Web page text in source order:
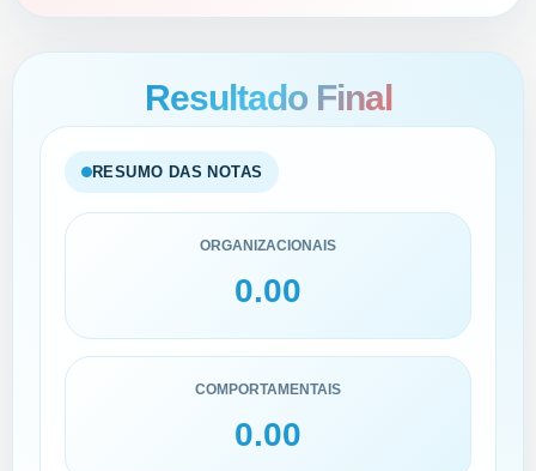
Resultado Final
RESUMO DAS NOTAS
ORGANIZACIONAIS
0.00
COMPORTAMENTAIS
0.00